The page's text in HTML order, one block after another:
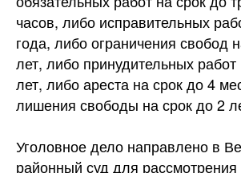
часов, либо исправительных
года, либо ограничения свобод
лет, либо принудительных
лет, либо ареста на срок до 4
лишения свободы на срок до 2
Уголовное дело направлено в
районный суд для